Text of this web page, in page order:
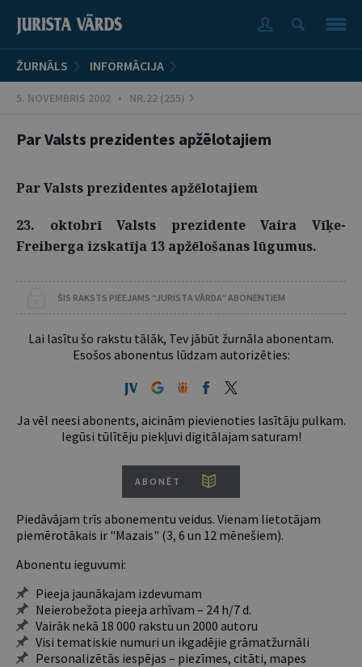
ŽURNĀLS INFORMĀCIJA
5. NOVEMBRIS 2002 • NR.22 (255)
Par Valsts prezidentes apžēlotajiem
Par Valsts prezidentes apžēlotajiem
23. oktobrī Valsts prezidente Vaira Vīķe-
Freiberga izskatīja 13 apžēlošanas lūgumus.
ŠIS RAKSTS PIEEJAMS “JURISTA VĀRDA” ABONENTIEM
Lai lasītu šo rakstu tālāk, Tev jābūt žurnāla abonentam.
Esošos abonentus lūdzam autorizēties:
Ja vēl neesi abonents, aicinām pievienoties lasītāju pulkam.
Iegūsi tūlītēju piekļuvi digitālajam saturam!
ABONĒT
Piedāvājam trīs abonementu veidus. Vienam lietotājam
piemērotākais ir "Mazais" (3, 6 un 12 mēnešiem).
Abonentu ieguvumi:
Pieeja jaunākajam izdevumam
Neierobežota pieeja arhīvam – 24 h/7 d.
Vairāk nekā 18 000 rakstu un 2000 autoru
Visi tematiskie numuri un ikgadējie grāmatžurnāli
Personalizētās iespējas – piezīmes, citāti, mapes